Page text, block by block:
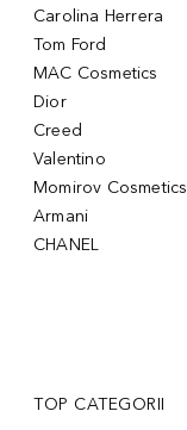
Carolina Herrera
Tom Ford
MAC Cosmetics
Dior
Creed
Valentino
Momirov Cosmetics
Armani
CHANEL
TOP CATEGORII